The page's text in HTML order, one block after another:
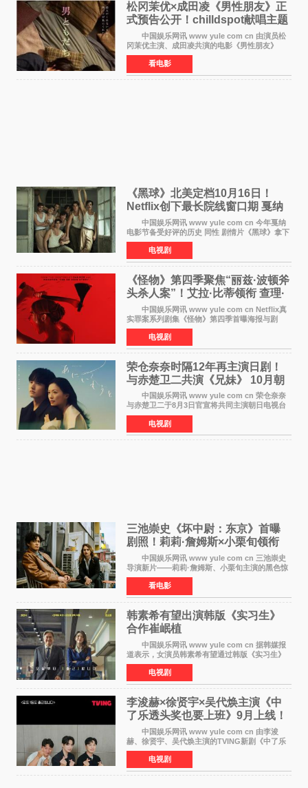
松冈茉优×成田凌《男性朋友》正
式预告公开！chilldspot献唱主题
中国娱乐网讯 www yule com cn 由演员松
冈茉优主演、成田凌共演的电影《男性朋友》
（三岛有纪子执导，11月6日上映）于8月5日公开
正式视觉图与正式预告片。同时，三人乐队
chilldspot为该片创
看电影
《黑球》北美定档10月16日！
Netflix创下最长院线窗口期 戛纳
最佳导演加持
中国娱乐网讯 www yule com cn 今年戛纳
电影节备受好评的历史 同性 剧情片《黑球》拿下
Netflix美国发行电影的最长院线放映期——该片
最新定档今年10月16日美国影院上映（此前定档
11月6日，如
电视剧
《怪物》第四季聚焦“丽兹·波顿斧
头杀人案”！艾拉·比蒂领衔 查理·
汉纳姆、莎拉·保
中国娱乐网讯 www yule com cn Netflix真
实罪案系列剧集《怪物》第四季首曝海报与剧
照，聚焦鹅妈妈童谣亦有记载的著名血腥杀人案
——丽兹·波顿砍死生父与继母案。 本季由艾
拉·比蒂饰
电视剧
荣仓奈奈时隔12年再主演日剧！
与赤楚卫二共演《兄妹》 10月朝
日新档开播
中国娱乐网讯 www yule com cn 荣仓奈奈
与赤楚卫二于8月3日官宣将共同主演朝日电视台
日剧《兄妹》（10月开播，每周六晚10点播
出）。这也是荣仓奈奈继TBS剧集《为了N》之
后，暌违12年再度担
电视剧
三池崇史《坏中尉：东京》首曝
剧照！莉莉·詹姆斯×小栗旬领衔
黑色惊悚再升级
中国娱乐网讯 www yule com cn 三池崇史
导演新片——莉莉·詹姆斯、小栗旬主演的黑色惊
悚电影《坏中尉：东京》首曝剧照。继阿贝尔·费
拉拉&times;哈威·凯特尔的1992年《坏中尉》和
沃纳·赫
看电影
韩素希有望出演韩版《实习生》
合作崔岷植
中国娱乐网讯 www yule com cn 据韩媒报
道表示，女演员韩素希有望通过韩版《实习生》
回归荧幕，合作前辈演员崔岷植。 根据消息
表示，演员韩素希目前已经结束了电视剧《Y计
划》的拍摄工
电视剧
李浚赫×徐贤宇×吴代焕主演《中
了乐透头奖也要上班》9月上线！
TVING先网后台
中国娱乐网讯 www yule com cn 由李浚
赫、徐贤宇、吴代焕主演的TVING新剧《中了乐
透头奖也要上班》定档9月10日播出，随后于9月
14日起登陆tvN月火档，实现先网后台双平台播出
模式。 本剧改
电视剧